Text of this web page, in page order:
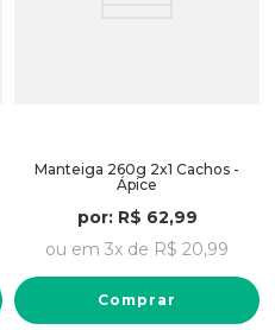
Manteiga 260g 2x1 Cachos -
Ápice
por: R$ 62,99
ou em 3x de R$ 20,99
Comprar